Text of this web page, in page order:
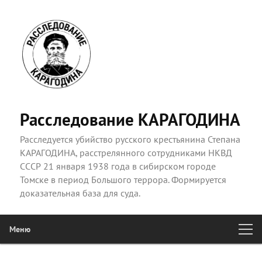
Расследование КАРАГОДИНА
Расследуется убийство русского крестьянина Степана
КАРАГОДИНА, расстрелянного сотрудниками НКВД
СССР 21 января 1938 года в сибирском городе
Томске в период Большого террора. Формируется
доказательная база для суда.
Меню